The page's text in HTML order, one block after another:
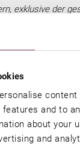
content
features and to
about your
and
exklusive der
von € 2,00 + Ma von
€ 3,50 + Ma von